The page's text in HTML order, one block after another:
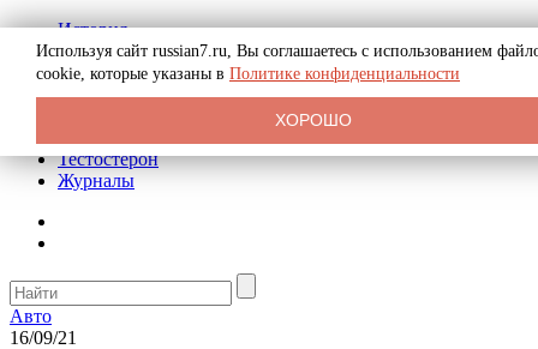
История
Биография
Криминал
Реклама на сайте
Тестостерон
Журналы
Авто
16/09/21
Используя сайт russian7.ru, Вы соглашаетесь с использованием
cookie, которые указаны в Политике конфиденциальности
ХОРОШО